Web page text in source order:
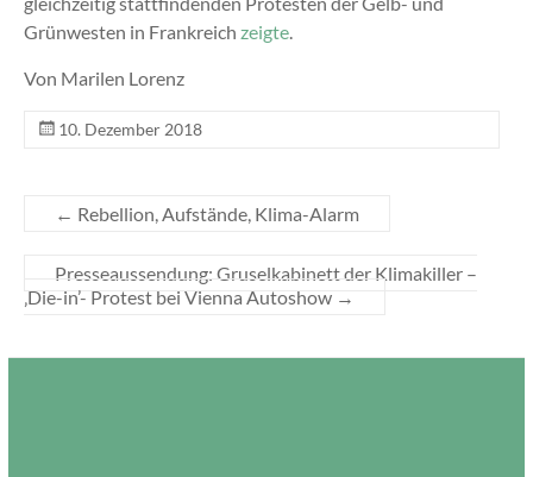
Grünwesten in Frankreich zeigte.
Von Marilen Lorenz
10. Dezember 2018
← Rebellion, Aufstände, Klima-Alarm
Presseaussendung: Gruselkabinett der Klimakiller –
‚Die-in’- Protest bei Vienna Autoshow →